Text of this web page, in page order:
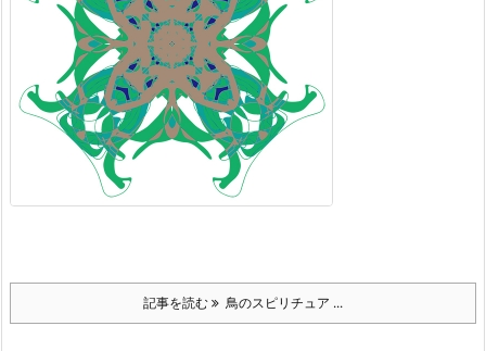
記事を読む 鳥のスピリチュア ...